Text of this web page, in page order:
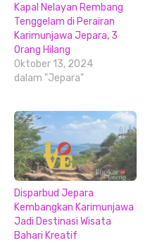
Kapal Nelayan Rembang
Tenggelam di Perairan
Karimunjawa Jepara, 3
Orang Hilang
Oktober 13, 2024
dalam "Jepara"
Disparbud Jepara
Kembangkan Karimunjawa
Jadi Destinasi Wisata
Bahari Kreatif